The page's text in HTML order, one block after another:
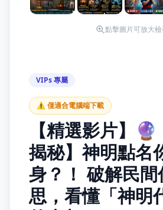
點擊圖片可放大
VIPs 專屬
⚠️ 僅適合電腦端下載
【精選影片】
揭秘】神明點名
身？！ 破解民
思，看懂「神明